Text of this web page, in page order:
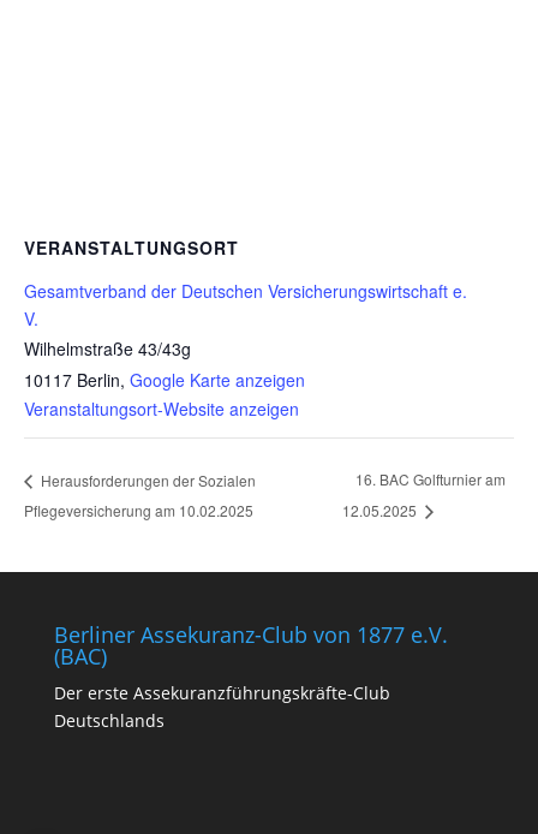
VERANSTALTUNGSORT
Gesamtverband der Deutschen Versicherungswirtschaft e.
V.
Wilhelmstraße 43/43g
10117 Berlin, Google Karte anzeigen
Veranstaltungsort-Website anzeigen
Herausforderungen der Sozialen
Pflegeversicherung am 10.02.2025
16. BAC Golfturnier am
12.05.2025
Berliner Assekuranz-Club von 1877 e.V.
(BAC)
Der erste Assekuranzführungskräfte-Club
Deutschlands